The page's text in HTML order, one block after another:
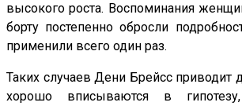
высокого роста. Воспоминания
борту постепенно обросли
применили всего один раз.
Таких случаев Дени Брейсс приводит
хорошо вписываются в